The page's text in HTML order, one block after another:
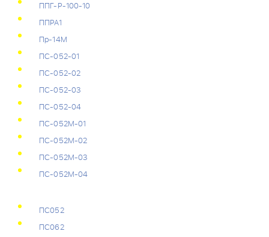
ППГ-Р-100-10
ППРА1
Пр-14М
ПС-052-01
ПС-052-02
ПС-052-03
ПС-052-04
ПС-052М-01
ПС-052М-02
ПС-052М-03
ПС-052М-04
ПС052
ПС062